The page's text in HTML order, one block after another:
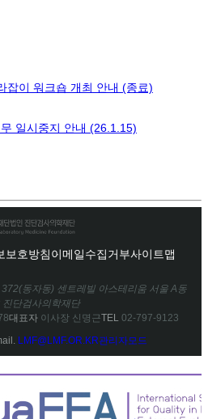
잡이 워크숍 개최 안내 (종료)
일시중지 안내 (26.1.15)
보호방침이메일수집거부사이트맵
동자동) 센트레빌 아스테리움 서울 A동
단검사의학재단
대표자이사장 신명근TEL 02-797-9123
LMF@LMF.OR.KR관리자모드